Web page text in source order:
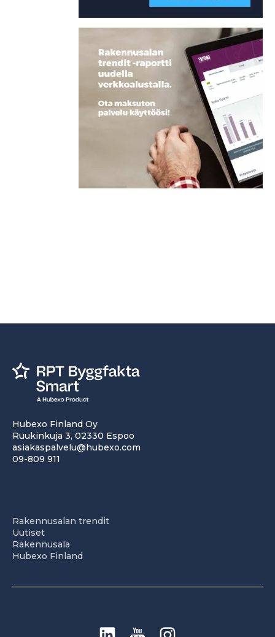
Hubexo Finland Oy
Ruukinkuja 3, 02330 Espoo
asiakaspalvelu@hubexo.com
09-809 911
Rakennusalan trendit
Uutiset
Rakennusala
Hubexo Finland